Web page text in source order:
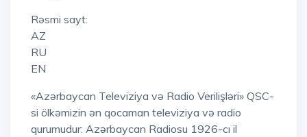
Rəsmi sayt:
AZ
RU
EN
«Azərbaycan Televiziya və Radio Verilişləri» QSC-
si ölkəmizin ən qocaman televiziya və radio
qurumudur: Azərbaycan Radiosu 1926-cı il